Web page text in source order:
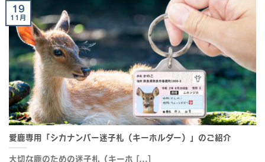
愛鹿専用「シカナンバー迷子札（キーホルダー）」のご紹介
大切な鹿のための迷子札（キーホ [...]
19
11月